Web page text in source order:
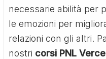
necessarie abilità per
le emozioni per
relazioni con gli altri.
nostri corsi PNL